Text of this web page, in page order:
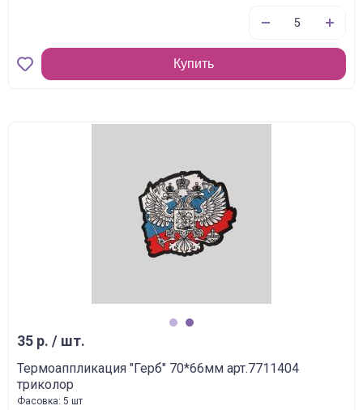
Купить
35 р. / шт.
Термоаппликация "Герб" 70*66мм арт.7711404
триколор
Фасовка: 5 шт